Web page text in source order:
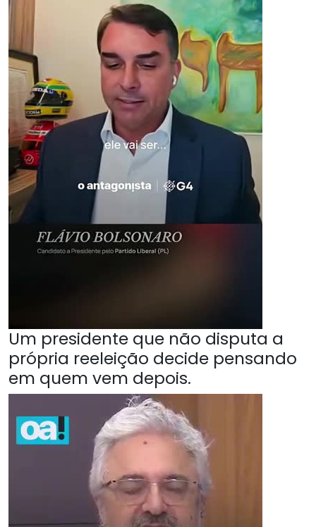
Um presidente que não disputa a
própria reeleição decide pensando
em quem vem depois.